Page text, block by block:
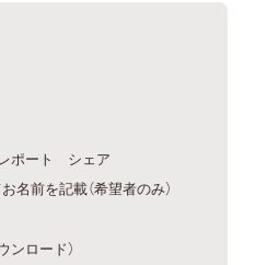
ポート シェア
名前を記載（希望者のみ）
ンロード）